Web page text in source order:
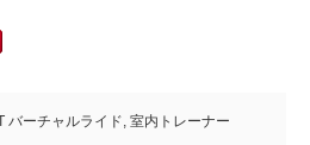
バーチャルライド 室内トレーナー